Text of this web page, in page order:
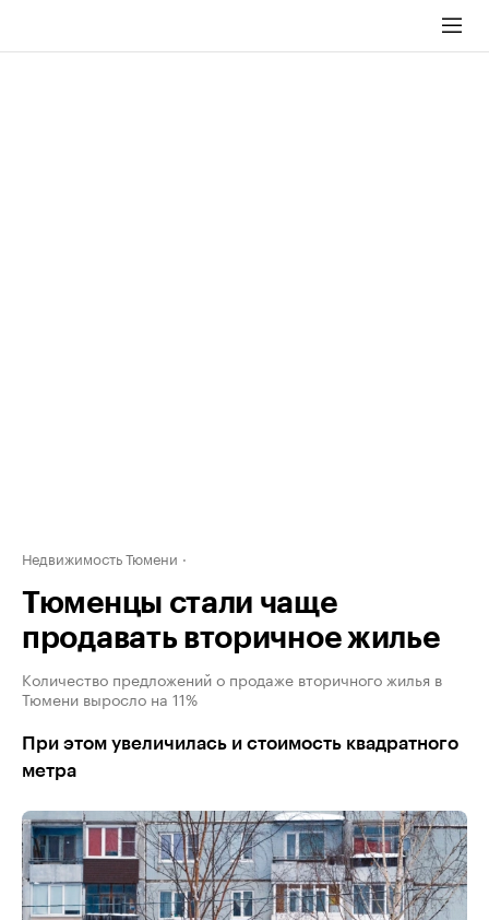
Недвижимость Тюмени
Тюменцы стали чаще
продавать вторичное жилье
Количество предложений о продаже вторичного жилья в
Тюмени выросло на 11%
При этом увеличилась и стоимость квадратного
метра